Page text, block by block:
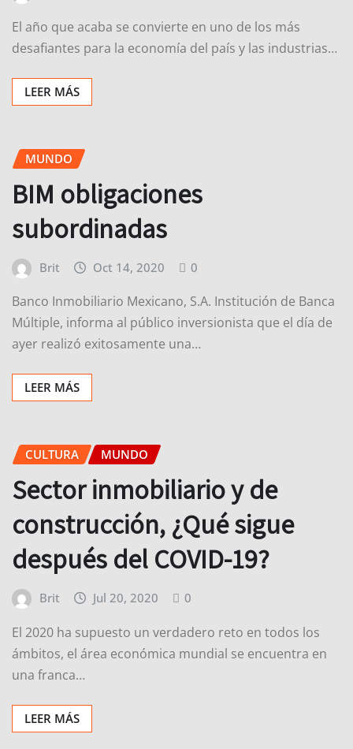
El año que acaba se convierte en uno de los más
desafiantes para la economía del país y las industrias…
LEER MÁS
MUNDO
BIM obligaciones
subordinadas
Brit Oct 14, 2020 0
Banco Inmobiliario Mexicano, S.A. Institución de Banca
Múltiple, informa al público inversionista que el día de
ayer realizó exitosamente una…
LEER MÁS
CULTURA MUNDO
Sector inmobiliario y de
construcción, ¿Qué sigue
después del COVID-19?
Brit Jul 20, 2020 0
El 2020 ha supuesto un verdadero reto en todos los
ámbitos, el área económica mundial se encuentra en
una franca…
LEER MÁS